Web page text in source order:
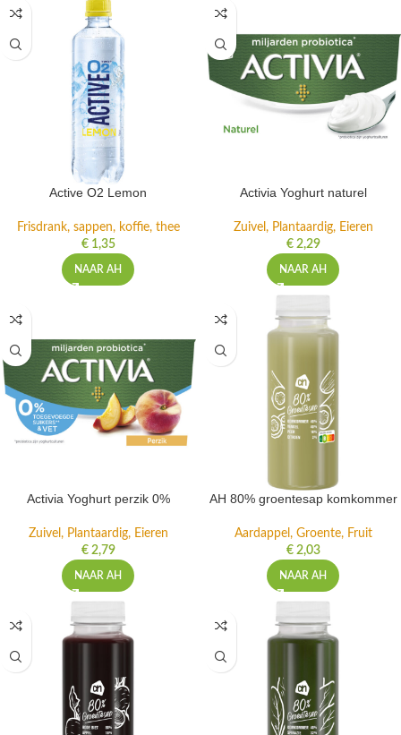
Active O2 Lemon
Frisdrank, sappen, koffie, thee
€1,35
NAAR AH
Activia Yoghurt naturel
Zuivel, Plantaardig, Eieren
€2,29
NAAR AH
Activia Yoghurt perzik 0%
Zuivel, Plantaardig, Eieren
€2,79
NAAR AH
AH 80% groentesap komkommer
Aardappel, Groente, Fruit
€2,03
NAAR AH